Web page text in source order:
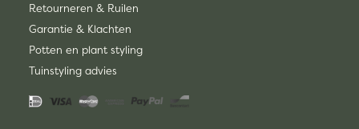
Retourneren & Ruilen
Garantie & Klachten
Potten en plant styling
Tuinstyling advies